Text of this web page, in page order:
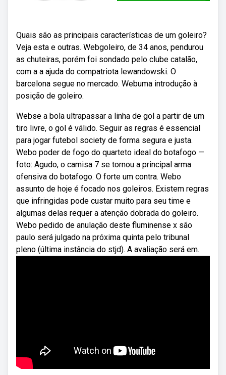
Quais são as principais características de um goleiro?
Veja esta e outras. Webgoleiro, de 34 anos, pendurou
as chuteiras, porém foi sondado pelo clube catalão,
com a a ajuda do compatriota lewandowski. O
barcelona segue no mercado. Webuma introdução à
posição de goleiro.
Webse a bola ultrapassar a linha de gol a partir de um
tiro livre, o gol é válido. Seguir as regras é essencial
para jogar futebol society de forma segura e justa.
Webo poder de fogo do quarteto ideal do botafogo —
foto: Agudo, o camisa 7 se tornou a principal arma
ofensiva do botafogo. O forte um contra. Webo
assunto de hoje é focado nos goleiros. Existem regras
que infringidas pode custar muito para seu time e
algumas delas requer a atenção dobrada do goleiro.
Webo pedido de anulação deste fluminense x são
paulo será julgado na próxima quinta pelo tribunal
pleno (última instância do stjd). A avaliação será em.